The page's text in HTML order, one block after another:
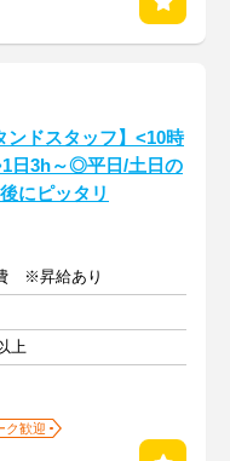
ンドスタッフ】<10時
日3h～◎平日/土日の
にピッタリ
※昇給あり
上
ク歓迎